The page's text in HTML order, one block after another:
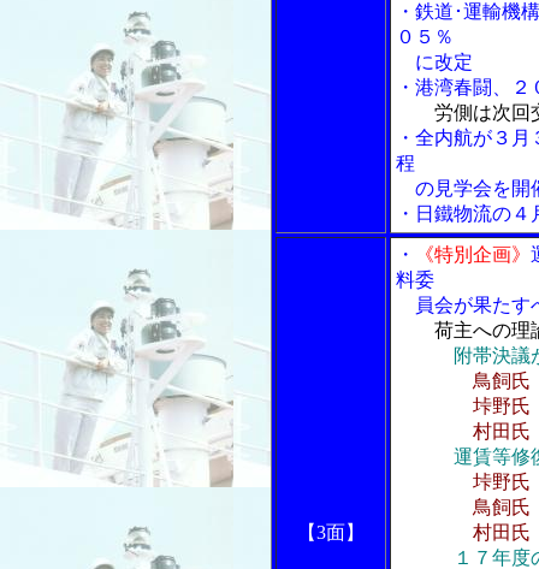
・鉄道･運輸機
０５％
に改定
・港湾春闘、
労側は次回
・全内航が３
程
の見学会を開
・日鐵物流の
【3面】
・ 《特別企画》
料委
員会が果たす
荷主への理
附帯決議
鳥飼氏
垰野氏 法
村田氏 適
運賃等修
垰野氏
鳥飼氏 反
村田氏 マ
１７年度